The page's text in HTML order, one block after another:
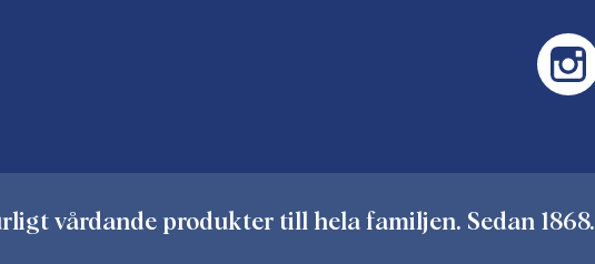
vårdande produkter till hela familjen. Sedan 1868.